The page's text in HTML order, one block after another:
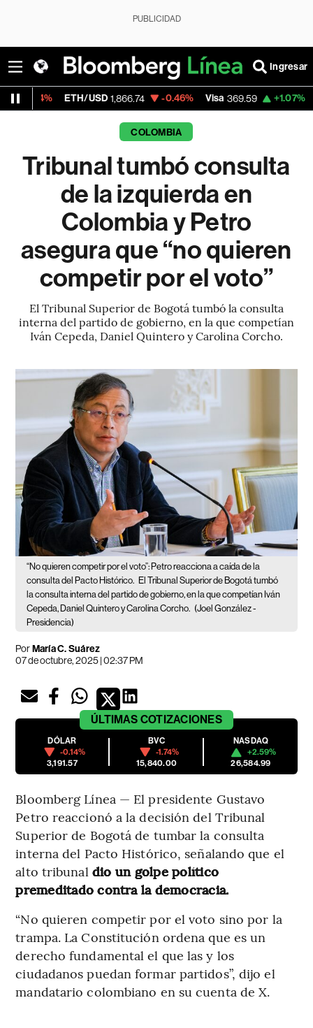
PUBLICIDAD
Ingresar
ETH/USD 1,866.74 -0.46% Visa 369.59 +1.07%
COLOMBIA
Tribunal tumbó consulta
de la izquierda en
Colombia y Petro
asegura que “no quieren
competir por el voto”
El Tribunal Superior de Bogotá tumbó la consulta
interna del partido de gobierno, en la que competían
Iván Cepeda, Daniel Quintero y Carolina Corcho.
“No quieren competir por el voto”: Petro reacciona a caída de la
consulta del Pacto Histórico. El Tribunal Superior de Bogotá tumbó
la consulta interna del partido de gobierno, en la que competían Iván
Cepeda, Daniel Quintero y Carolina Corcho. (Joel González -
Presidencia)
PorMaría C. Suárez
07 de octubre, 2025 | 02:37 PM
ÚLTIMAS COTIZACIONES
DÓLAR
-0.14%
3,191.57
BVC
-1.74%
15,840.00
NASDAQ
+2.59%
26,584.99
Bloomberg Línea — El presidente Gustavo
Petro reaccionó a la decisión del Tribunal
Superior de Bogotá de tumbar la consulta
interna del Pacto Histórico, señalando que el
alto tribunaldio un golpe político
premeditado contra la democracia.
“No quieren competir por el voto sino por la
trampa. La Constitución ordena que es un
derecho fundamental el que las y los
ciudadanos puedan formar partidos”, dijo el
mandatario colombiano en su cuenta de X.